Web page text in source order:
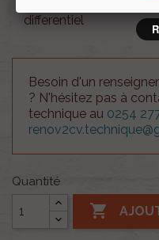
differentiel
Besoin d'un
? N'hésitez pas à
technique au 0254
Quantité
